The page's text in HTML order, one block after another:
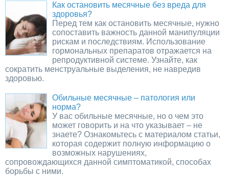
Как остановить месячные без вреда для
здоровья?
Перед тем как остановить месячные, нужно
сопоставить важность данной манипуляции
рискам и последствиям. Использование
гормональных препаратов отражается на
репродуктивной системе. Узнайте, как
сократить менструальные выделения, не навредив
здоровью.
Обильные месячные – патология или
норма?
У вас обильные месячные, но о чем это
может говорить и на что указывает – не
знаете? Ознакомьтесь с материалом статьи,
которая содержит полную информацию о
возможных нарушениях,
сопровождающихся данной симптоматикой, способах
борьбы с ними.